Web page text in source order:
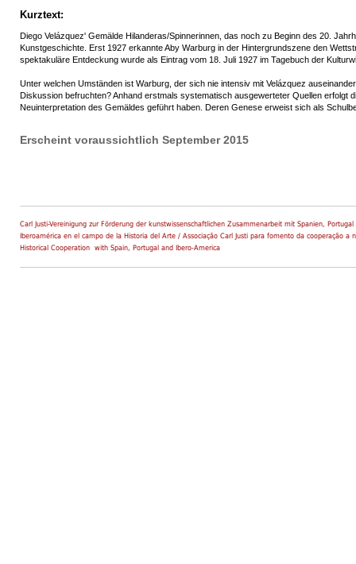
Kurztext:
Diego Velázquez' Gemälde Hilanderas/Spinnerinnen, das noch zu Beginn des 20.
Kunstgeschichte. Erst 1927 erkannte Aby Warburg in der Hintergrundszene den
spektakuläre Entdeckung wurde als Eintrag vom 18. Juli 1927 im Tagebuch der
Unter welchen Umständen ist Warburg, der sich nie intensiv mit Velázquez
Diskussion befruchten? Anhand erstmals systematisch ausgewerteter Quellen
Neuinterpretation des Gemäldes geführt haben. Deren Genese erweist sich als
Erscheint voraussichtlich September 2015
Carl Justi-Vereinigung zur Förderung der kunstwissenschaftlichen Zusammenarbeit mit Spanien,
Iberoamérica en el campo de la Historia del Arte / Associação Carl Justi para fomento da cooperação
Historical Cooperation with Spain, Portugal and Ibero-America